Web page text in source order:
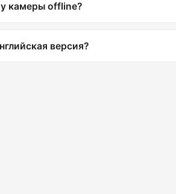
камеры offline?
версия?